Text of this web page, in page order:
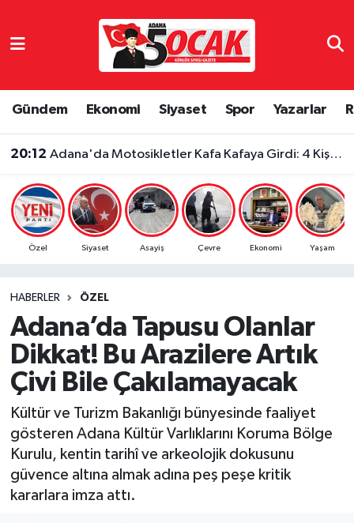
Gündem Ekonomi Siyaset Spor Yazarlar
20:12 Adana'da Motosikletler Kafa Kafaya Girdi: 4 Kişi Yaralandı
Özel Siyaset Asayiş Çevre Ekonomi Yaşam
HABERLER ÖZEL
Adana’da Tapusu Olanlar
Dikkat! Bu Arazilere Artık
Çivi Bile Çakılamayacak
Kültür ve Turizm Bakanlığı bünyesinde faaliyet
gösteren Adana Kültür Varlıklarını Koruma Bölge
Kurulu, kentin tarihî ve arkeolojik dokusunu
güvence altına almak adına peş peşe kritik
kararlara imza attı.
Dünya
Eğitim
Gündem
Haber Reklam
Magazin
Özel
Resmi İlanlar
Sağlık
Adana Nöbetçi Eczaneler
Adana Trafik Yoğunluk Haritası
Süper Lig Puan Durumu ve Fikstür
Son Dakika Haberleri
Haber Arşivi